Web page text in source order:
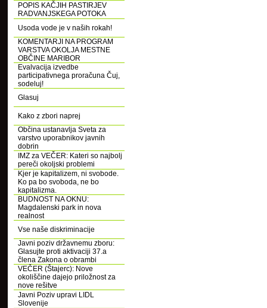
POPIS KAČJIH PASTIRJEV
RADVANJSKEGA POTOKA
Usoda vode je v naših rokah!
KOMENTARJI NA PROGRAM
VARSTVA OKOLJA MESTNE
OBČINE MARIBOR
Evalvacija izvedbe
participativnega proračuna Čuj,
sodeluj!
Glasuj
Kako z zbori naprej
Občina ustanavlja Sveta za
varstvo uporabnikov javnih
dobrin
IMZ za VEČER: Kateri so najbolj
pereči okoljski problemi
Kjer je kapitalizem, ni svobode.
Ko pa bo svoboda, ne bo
kapitalizma.
BUDNOST NA OKNU:
Magdalenski park in nova
realnost
Vse naše diskriminacije
Javni poziv državnemu zboru:
Glasujte proti aktivaciji 37.a
člena Zakona o obrambi
VEČER (Štajerc): Nove
okoliščine dajejo priložnost za
nove rešitve
Javni Poziv upravi LIDL
Slovenije